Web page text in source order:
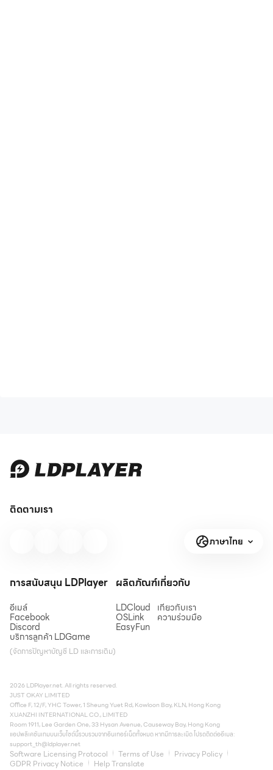
ติดตามเรา
ภาษาไทย
การสนับสนุน LDPlayer
อีเมล์
Facebook
Discord
บริการลูกค้า LDGame
(จัดการปัญหาบัญชี LD และการเติม)
ผลิตภัณฑ์
LDCloud
OSLink
EasyFun
เกี่ยวกับ
เกี่ยวกับเรา
ความร่วมมือ
2026 LDPlayer.net. All rights reserved.
JUST OKAY LIMITED
Office F, 12/F, YHC Tower, 1 Sheung Yuet Rd, Kowloon Bay, KLN, Hong Kong
XUANZHI INTERNATIONAL CO., LIMITED
Room 1911, Lee Garden One, 33 Hysan Avenue, Causeway Bay, Hong Kong
แอปพลิเคชันเกมบนเว็บไซต์นี้รวบรวมจากอินเทอร์เน็ตทั้งหมด หากมีการละเมิด โปรดติดต่ออีเมล:
support_th@ldplayer.net
Software Licensing Protocol Terms of Use
Privacy Policy
GDPR Privacy Notice
Help Translate